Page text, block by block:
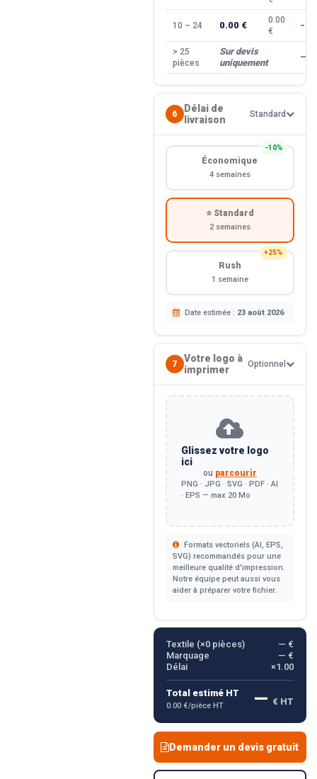
10 – 24 0.00 €
0.00
€
> 25
pièces
Sur devis
uniquement
—
6
Délai de
livraison
Standard
−10%
Économique
4 semaines
⭐ Standard
2 semaines
+25%
Rush
1 semaine
Date estimée : 23 août 2026
7
Votre logo à
imprimer
Optionnel
Glissez votre logo
ici
ou parcourir
PNG · JPG · SVG · PDF · AI
· EPS — max 20 Mo
Formats vectoriels (AI, EPS,
SVG) recommandés pour une
meilleure qualité d'impression.
Notre équipe peut aussi vous
aider à préparer votre fichier.
Textile (×0pièces)
— €
Marquage
— €
Délai
×1.00
Total estimé HT
0.00 €/pièce HT — € HT
Demander un devis gratuit